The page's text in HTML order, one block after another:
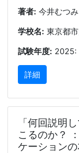
著者: 今井むつみ
学校名: 東京都
試験年度: 2025:
詳細
「何回説明
こるのか？
ケーション